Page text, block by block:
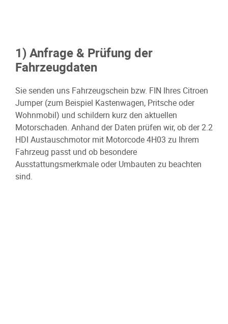
1) Anfrage & Prüfung der
Fahrzeugdaten
Sie senden uns Fahrzeugschein bzw. FIN Ihres Citroen
Jumper (zum Beispiel Kastenwagen, Pritsche oder
Wohnmobil) und schildern kurz den aktuellen
Motorschaden. Anhand der Daten prüfen wir, ob der 2.2
HDI Austauschmotor mit Motorcode 4H03 zu Ihrem
Fahrzeug passt und ob besondere
Ausstattungsmerkmale oder Umbauten zu beachten
sind.